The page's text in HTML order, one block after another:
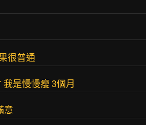
很普通
是慢慢瘦 3個月
意